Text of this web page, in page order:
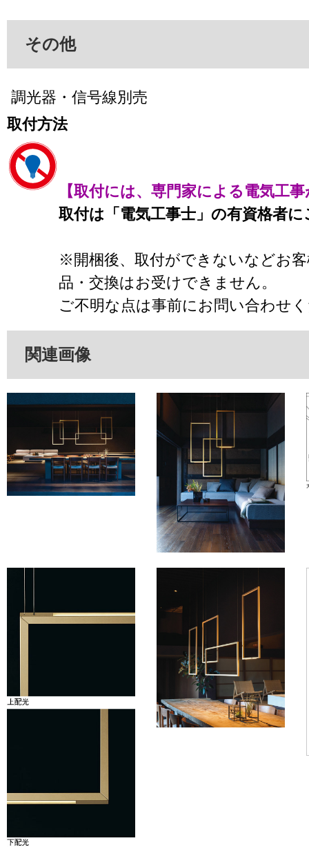
その他
調光器・信号線別売
取付方法
【取付には、専門家による電気工
取付は「電気工事士」の有資格者
※開梱後、取付ができないなどお
品・交換はお受けできません。
ご不明な点は事前にお問い合わせ
関連画像